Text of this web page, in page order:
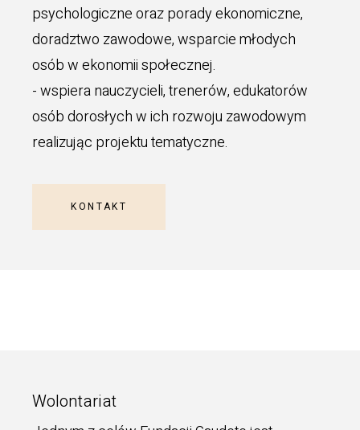
psychologiczne oraz porady ekonomiczne,
doradztwo zawodowe, wsparcie młodych
osób w ekonomii społecznej.
- wspiera nauczycieli, trenerów, edukatorów
osób dorosłych w ich rozwoju zawodowym
realizując projektu tematyczne.
KONTAKT
Wolontariat